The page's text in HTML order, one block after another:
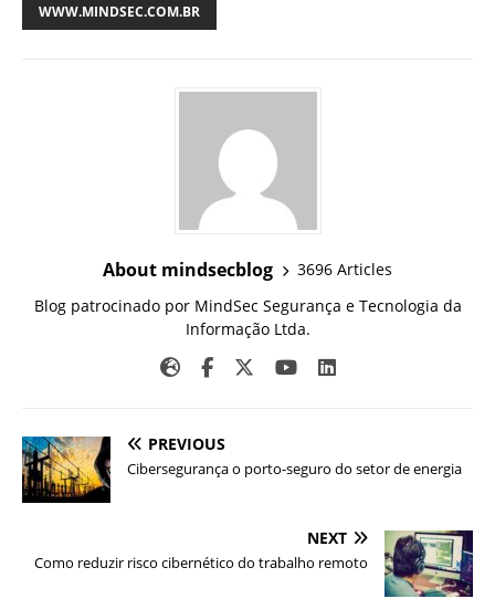
WWW.MINDSEC.COM.BR
About mindsecblog
3696 Articles
Blog patrocinado por MindSec Segurança e Tecnologia da
Informação Ltda.
PREVIOUS
Cibersegurança o porto-seguro do setor de energia
NEXT
Como reduzir risco cibernético do trabalho remoto